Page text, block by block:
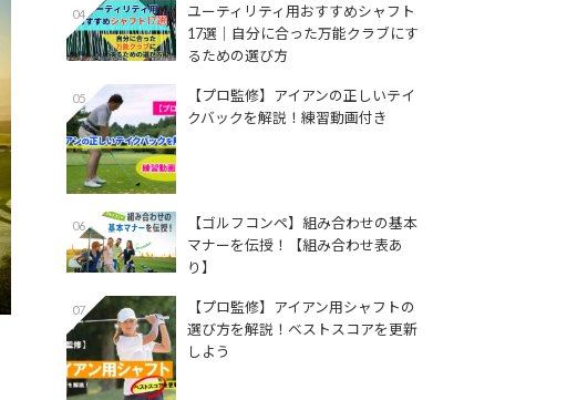
04
ユーティリティ用おすすめシャフト
17選│自分に合った万能クラブにす
るための選び方
05
【プロ監修】アイアンの正しいテイ
クバックを解説！練習動画付き
06
【ゴルフコンペ】組み合わせの基本
マナーを伝授！【組み合わせ表あ
り】
07
【プロ監修】アイアン用シャフトの
選び方を解説！ベストスコアを更新
しよう